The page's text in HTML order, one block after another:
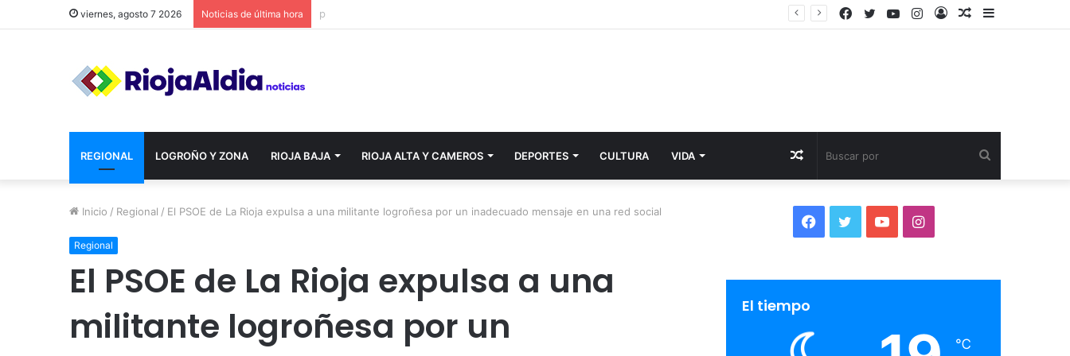
viernes, agosto 7 2026 Noticias de última hora
Barra
Publicación
Acceso
Instagram
YouTube
Twitter
Facebook
REGIONAL LOGROÑO Y ZONA RIOJA BAJA RIOJA ALTA Y CAMEROS DEPORTES CULTURA VIDA Publicación
al
Inicio / Regional / El PSOE de La Rioja expulsa a una militante logroñesa por un inadecuado mensaje en una red social
Regional
El PSOE de La Rioja expulsa a una
militante logroñesa por un
Facebook
TwitterYouTubeInstagram
El tiempo
℃